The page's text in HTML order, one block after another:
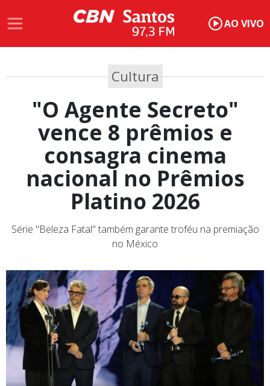
AO VIVO
Cultura
"O Agente Secreto"
vence 8 prêmios e
consagra cinema
nacional no Prêmios
Platino 2026
Série "Beleza Fatal" também garante troféu na premiação
no México